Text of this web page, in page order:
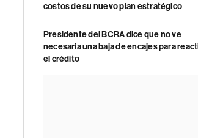
costos de su nuevo plan estratégico
Presidente del BCRA dice que no ve
necesaria una baja de encajes para
el crédito